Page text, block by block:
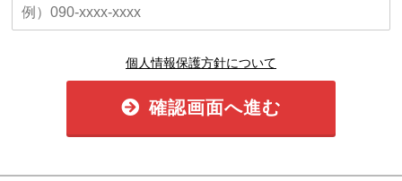
個人情報保護方針について
確認画面へ進む